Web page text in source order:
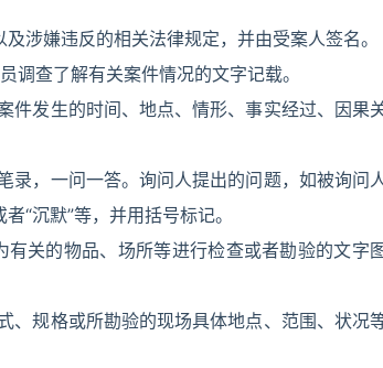
涉嫌违反的相关法律规定，并由受案人签名。
调查了解有关案件情况的文字记载。
件发生的时间、地点、情形、事实经过、因果
录，一问一答。询问人提出的问题，如被询问
“沉默”等，并用括号标记。
关的物品、场所等进行检查或者勘验的文字
、规格或所勘验的现场具体地点、范围、状况